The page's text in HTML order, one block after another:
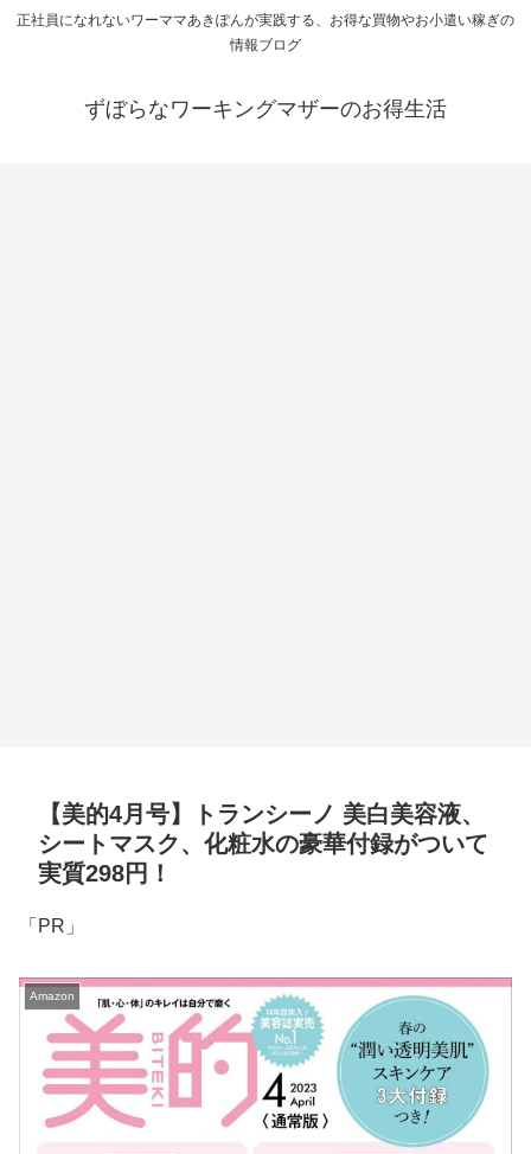
正社員になれないワーママあきぽんが実践する、お得な買物やお小遣い稼ぎの
情報ブログ
ずぼらなワーキングマザーのお得生活
【美的4月号】トランシーノ 美白美容液、
シートマスク、化粧水の豪華付録がついて
実質298円！
「PR」
Amazon